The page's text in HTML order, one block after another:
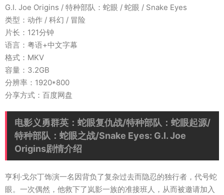
G.I. Joe Origins / 特种部队：蛇眼 / 蛇眼 / Snake Eyes
类型：动作 / 科幻 / 冒险
片长：121分钟
语言：粤语+中文字幕
格式：MKV
容量：3.2GB
分辨率：1920*800
分享方式：百度网盘
电影义勇群英：蛇眼复仇战/特种部队：蛇眼起源/
特种部队：蛇眼之战/Snake Eyes: G.I. Joe
Origins剧情介绍
亨利·戈尔丁饰演一名因背负了复杂过去而隐忍的独行者，代号蛇
眼。一次偶然，他救下了岚影一族的准接班人，从而被邀请加入